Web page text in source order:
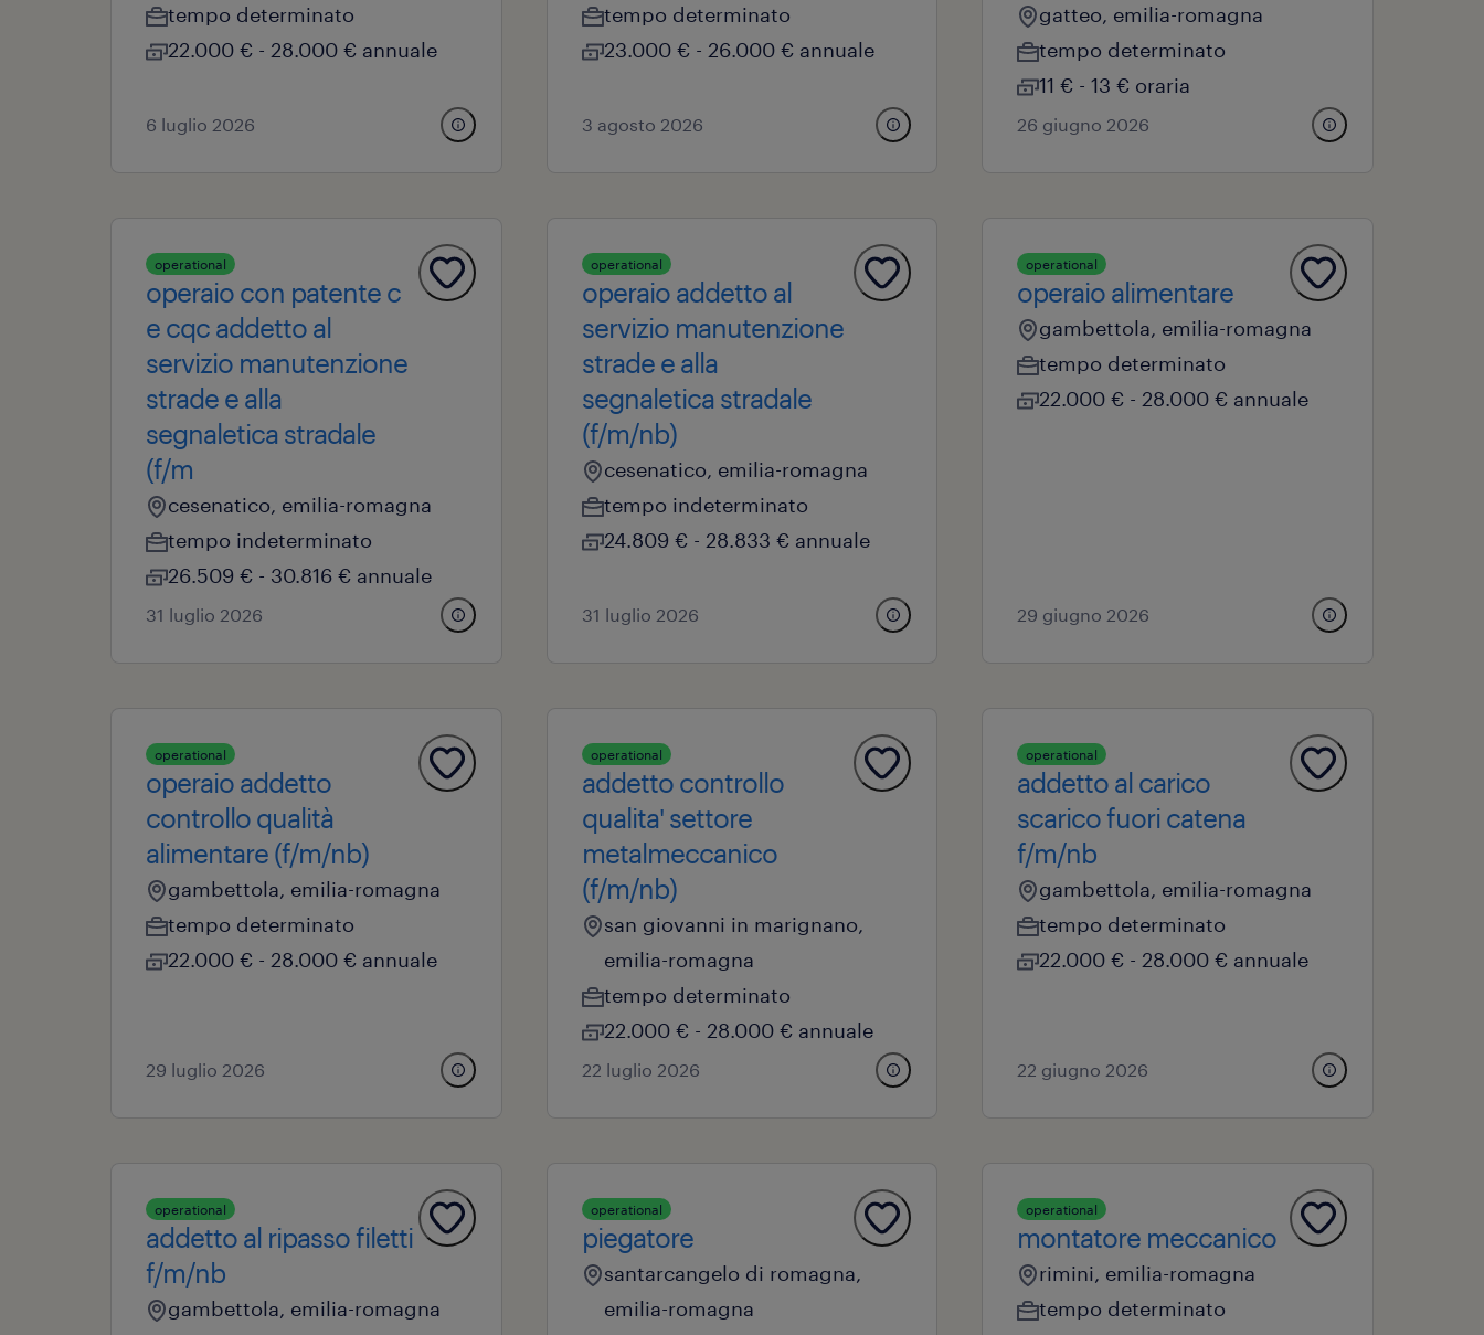
tempo determinato
22.000 € - 28.000 € annuale
6 luglio 2026
tempo determinato
23.000 € - 26.000 € annuale
3 agosto 2026
gatteo, emilia-romagna
tempo determinato
11 € - 13 € oraria
26 giugno 2026
operational
operaio con patente c
e cqc addetto al
servizio manutenzione
strade e alla
segnaletica stradale
(f/m
cesenatico, emilia-romagna
tempo indeterminato
26.509 € - 30.816 € annuale
31 luglio 2026
operational
operaio addetto al
servizio manutenzione
strade e alla
segnaletica stradale
(f/m/nb)
cesenatico, emilia-romagna
tempo indeterminato
24.809 € - 28.833 € annuale
31 luglio 2026
operational
operaio alimentare
gambettola, emilia-romagna
tempo determinato
22.000 € - 28.000 € annuale
29 giugno 2026
operational
operaio addetto
controllo qualità
alimentare (f/m/nb)
gambettola, emilia-romagna
tempo determinato
22.000 € - 28.000 € annuale
29 luglio 2026
operational
addetto controllo
qualita' settore
metalmeccanico
(f/m/nb)
san giovanni in marignano,
emilia-romagna
tempo determinato
22.000 € - 28.000 € annuale
22 luglio 2026
operational
addetto al carico
scarico fuori catena
f/m/nb
gambettola, emilia-romagna
tempo determinato
22.000 € - 28.000 € annuale
22 giugno 2026
operational
addetto al ripasso filetti
f/m/nb
gambettola, emilia-romagna
operational
piegatore
santarcangelo di romagna,
emilia-romagna
operational
montatore meccanico
rimini, emilia-romagna
tempo determinato